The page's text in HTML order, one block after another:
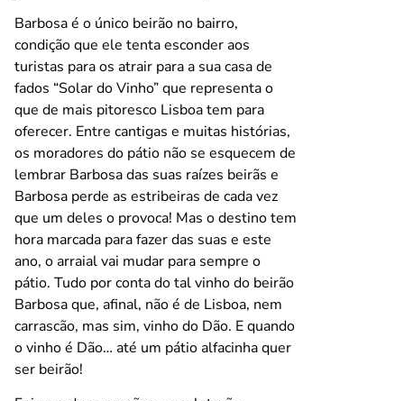
Barbosa é o único beirão no bairro,
condição que ele tenta esconder aos
turistas para os atrair para a sua casa de
fados “Solar do Vinho” que representa o
que de mais pitoresco Lisboa tem para
oferecer. Entre cantigas e muitas histórias,
os moradores do pátio não se esquecem de
lembrar Barbosa das suas raízes beirãs e
Barbosa perde as estribeiras de cada vez
que um deles o provoca! Mas o destino tem
hora marcada para fazer das suas e este
ano, o arraial vai mudar para sempre o
pátio. Tudo por conta do tal vinho do beirão
Barbosa que, afinal, não é de Lisboa, nem
carrascão, mas sim, vinho do Dão. E quando
o vinho é Dão… até um pátio alfacinha quer
ser beirão!